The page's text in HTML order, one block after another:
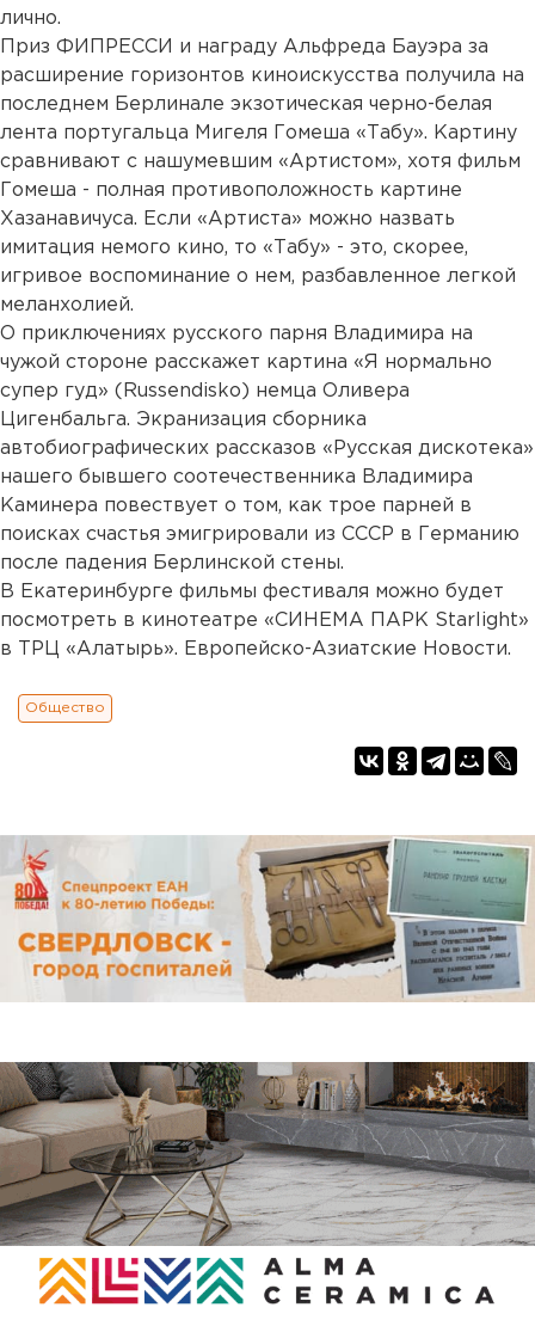
лично.
Приз ФИПРЕССИ и награду Альфреда Бауэра за
расширение горизонтов киноискусства получила на
последнем Берлинале экзотическая черно-белая
лента португальца Мигеля Гомеша «Табу». Картину
сравнивают с нашумевшим «Артистом», хотя фильм
Гомеша - полная противоположность картине
Хазанавичуса. Если «Артиста» можно назвать
имитация немого кино, то «Табу» - это, скорее,
игривое воспоминание о нем, разбавленное легкой
меланхолией.
О приключениях русского парня Владимира на
чужой стороне расскажет картина «Я нормально
супер гуд» (Russendisko) немца Оливера
Цигенбальга. Экранизация сборника
автобиографических рассказов «Русская дискотека»
нашего бывшего соотечественника Владимира
Каминера повествует о том, как трое парней в
поисках счастья эмигрировали из СССР в Германию
после падения Берлинской стены.
В Екатеринбурге фильмы фестиваля можно будет
посмотреть в кинотеатре «СИНЕМА ПАРК Starlight»
в ТРЦ «Алатырь». Европейско-Азиатские Новости.
Общество